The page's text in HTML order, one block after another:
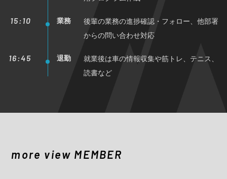
15:10 業務
後輩の業務の進捗確認・フォロー、他部署
からの問い合わせ対応
16:45 退勤
就業後は車の情報収集や筋トレ、テニス、
読書など
more view MEMBER